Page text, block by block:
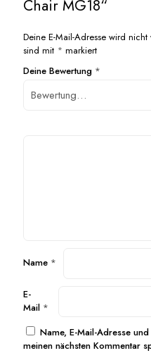
Chair MG18“
Deine E-Mail-Adresse wird
sind mit * markiert
Deine Bewertung *
Name *
E-
Mail *
Name, E-Mail-Adresse
meinen nächsten Kommentar